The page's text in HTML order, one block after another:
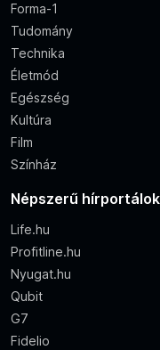
Forma-1
Tudomány
Technika
Életmód
Egészség
Kultúra
Film
Színház
Népszerű hírportálok
Life.hu
Profitline.hu
Nyugat.hu
Qubit
G7
Fidelio